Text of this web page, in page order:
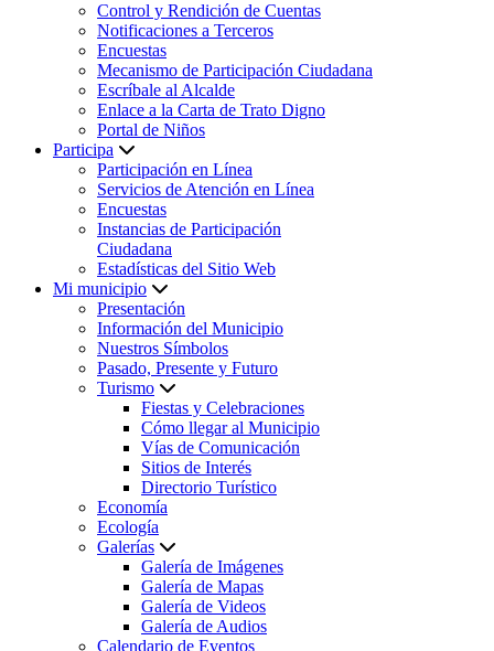
Control y Rendición de Cuentas
Notificaciones a Terceros
Encuestas
Mecanismo de Participación Ciudadana
Escríbale al Alcalde
Enlace a la Carta de Trato Digno
Portal de Niños
Participa
Participación en Línea
Servicios de Atención en Línea
Encuestas
Instancias de Participación
Ciudadana
Estadísticas del Sitio Web
Mi municipio
Presentación
Información del Municipio
Nuestros Símbolos
Pasado, Presente y Futuro
Turismo
Fiestas y Celebraciones
Cómo llegar al Municipio
Vías de Comunicación
Sitios de Interés
Directorio Turístico
Economía
Ecología
Galerías
Galería de Imágenes
Galería de Mapas
Galería de Videos
Galería de Audios
Calendario de Eventos